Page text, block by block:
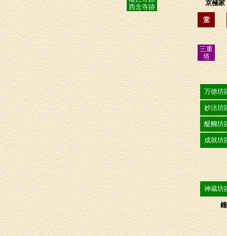
西念寺跡
京極家
堂
三重
塔
万徳坊
妙法坊
醍醐坊
成就坊
神蔵坊